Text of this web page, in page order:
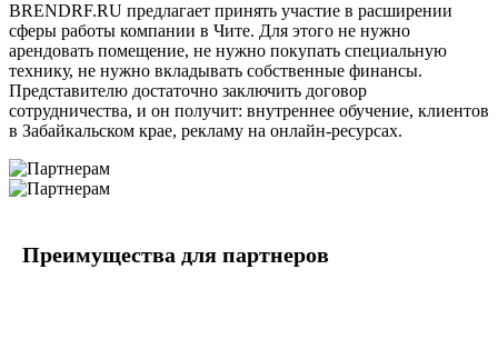
BRENDRF.RU предлагает принять участие в расширении
сферы работы компании в Чите. Для этого не нужно
арендовать помещение, не нужно покупать специальную
технику, не нужно вкладывать собственные финансы.
Представителю достаточно заключить договор
сотрудничества, и он получит: внутреннее обучение, клиентов
в Забайкальском крае, рекламу на онлайн-ресурсах.
Преимущества для партнеров